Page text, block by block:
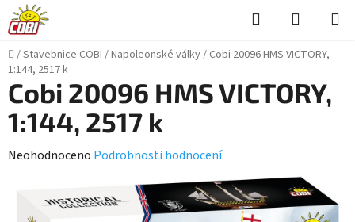
Přejít
na
obsah
Hledat
KOŠÍK
Domů
/Stavebnice COBI/Napoleonské války/ Cobi 20096 HMS VICTORY,
1:144, 2517 k
Cobi 20096 HMS VICTORY,
1:144, 2517 k
Průměrné
produktu
Neohodnoceno Podrobnosti hodnocení